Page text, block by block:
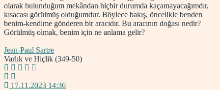
olarak bulunduğum mekândan hiçbir durumda kaçamayacağımdır,
kısacası görülmüş olduğumdur. Böylece bakış, öncelikle benden
benim-kendime gönderen bir aracıdır. Bu aracının doğası nedir?
Görülmüş olmak, benim için ne anlama gelir?
Jean-Paul Sartre
Varlık ve Hiçlik (349-50)
17.11.2023 14:36